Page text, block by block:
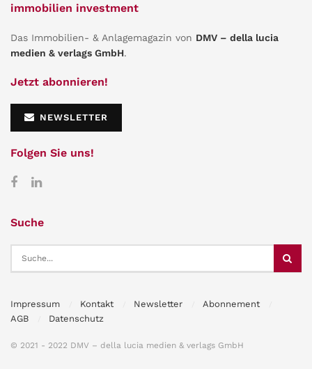
immobilien investment
Das Immobilien- & Anlagemagazin von DMV – della lucia
medien & verlags GmbH.
Jetzt abonnieren!
NEWSLETTER
Folgen Sie uns!
Suche
Impressum Kontakt Newsletter
Abonnement
AGB
Datenschutz
© 2021 - 2022 DMV – della lucia medien & verlags GmbH